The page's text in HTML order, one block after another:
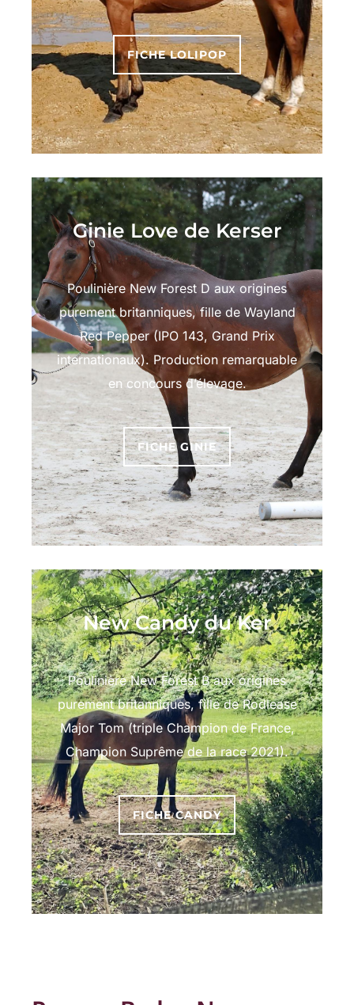
FICHE LOLIPOP
Ginie Love de Kerser
Poulinière New Forest D aux origines
purement britanniques, fille de Wayland
Red Pepper (IPO 143, Grand Prix
internationaux). Production remarquable
en concours d’élevage.
FICHE GINIE
New Candy du Ker
Poulinière New Forest B aux origines
purement britanniques, fille de Rodlease
Major Tom (triple Champion de France,
Champion Suprême de la race 2021).
FICHE CANDY